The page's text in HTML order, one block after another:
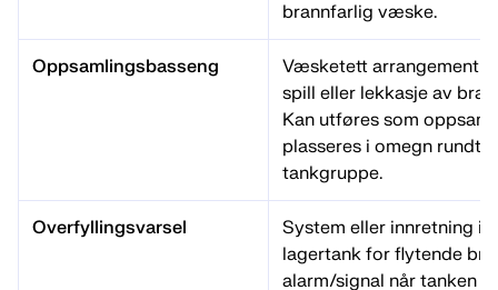
brannfarlig væske.
Oppsamlingsbasseng
Væsketett arrangement
spill eller lekkasje av
Kan utføres som
plasseres i omegn rundt
tankgruppe.
Overfyllingsvarsel
System eller innretning
lagertank for flytende
alarm/signal når tanken